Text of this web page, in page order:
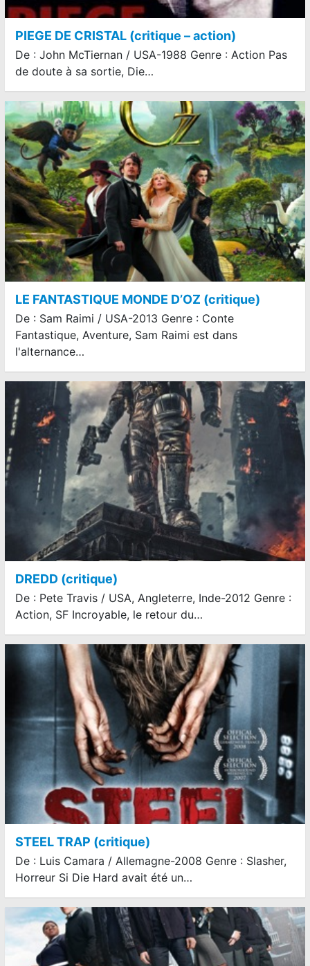
PIEGE DE CRISTAL (critique – action)
De : John McTiernan / USA-1988 Genre : Action Pas
de doute à sa sortie, Die…
LE FANTASTIQUE MONDE D’OZ (critique)
De : Sam Raimi / USA-2013 Genre : Conte
Fantastique, Aventure, Sam Raimi est dans
l'alternance…
DREDD (critique)
De : Pete Travis / USA, Angleterre, Inde-2012 Genre :
Action, SF Incroyable, le retour du…
STEEL TRAP (critique)
De : Luis Camara / Allemagne-2008 Genre : Slasher,
Horreur Si Die Hard avait été un…